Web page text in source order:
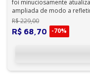
– 5ª EDIÇÃO
foi minuciosamente
ampliada de modo a
mudanças no campo da
R$229,00
R$ 68 70 -70%